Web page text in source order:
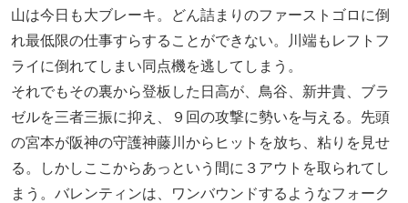
山は今日も大ブレーキ。どん詰まりのファーストゴロに倒
れ最低限の仕事すらすることができない。川端もレフトフ
ライに倒れてしまい同点機を逃してしまう。
それでもその裏から登板した日高が、鳥谷、新井貴、ブラ
ゼルを三者三振に抑え、９回の攻撃に勢いを与える。先頭
の宮本が阪神の守護神藤川からヒットを放ち、粘りを見せ
る。しかしここからあっという間に３アウトを取られてし
まう。バレンティンは、ワンバウンドするようなフォーク